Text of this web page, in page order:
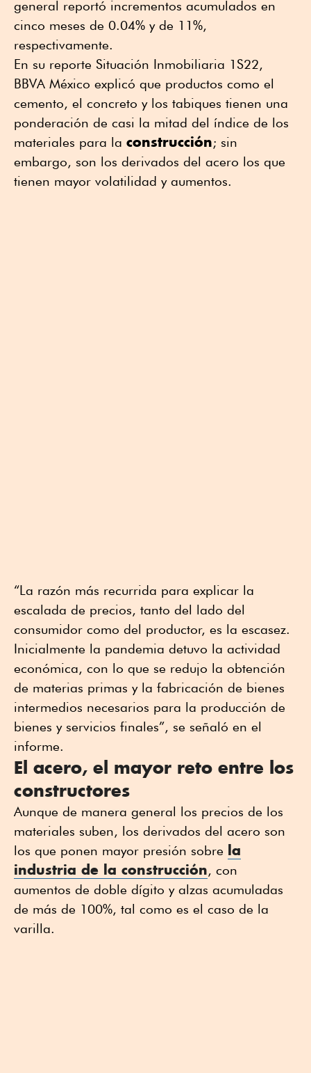
general reportó incrementos acumulados en
cinco meses de 0.04% y de 11%,
respectivamente.
En su reporte Situación Inmobiliaria 1S22,
BBVA México explicó que productos como el
cemento, el concreto y los tabiques tienen una
ponderación de casi la mitad del índice de los
materiales para la construcción; sin
embargo, son los derivados del acero los que
tienen mayor volatilidad y aumentos.
“La razón más recurrida para explicar la
escalada de precios, tanto del lado del
consumidor como del productor, es la escasez.
Inicialmente la pandemia detuvo la actividad
económica, con lo que se redujo la obtención
de materias primas y la fabricación de bienes
intermedios necesarios para la producción de
bienes y servicios finales”, se señaló en el
informe.
El acero, el mayor reto entre los
constructores
Aunque de manera general los precios de los
materiales suben, los derivados del acero son
los que ponen mayor presión sobre la
industria de la construcción, con
aumentos de doble dígito y alzas acumuladas
de más de 100%, tal como es el caso de la
varilla.